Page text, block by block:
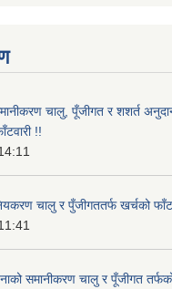
चालु, पूँजीगत र शशर्त
!!
चालु र पुँजीगततर्फ खर्चको
समानीकरण चालु र पूँजीगत